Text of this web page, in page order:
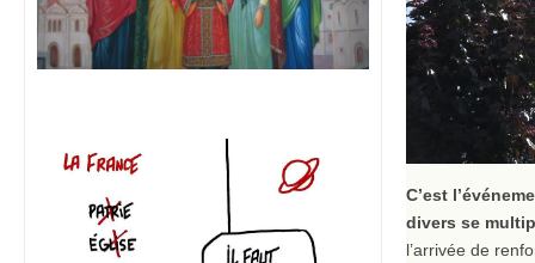
C’est
divers se
l’arrivée de